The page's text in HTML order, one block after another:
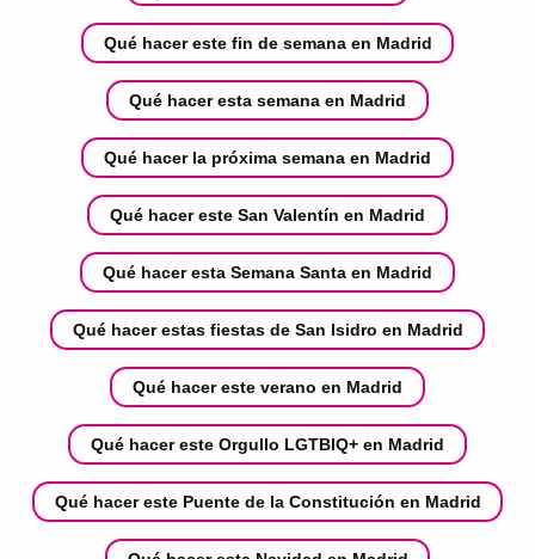
Qué hacer este fin de semana en Madrid
Qué hacer esta semana en Madrid
Qué hacer la próxima semana en Madrid
Qué hacer este San Valentín en Madrid
Qué hacer esta Semana Santa en Madrid
Qué hacer estas fiestas de San Isidro en Madrid
Qué hacer este verano en Madrid
Qué hacer este Orgullo LGTBIQ+ en Madrid
Qué hacer este Puente de la Constitución en Madrid